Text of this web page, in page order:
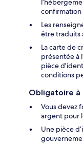
confirmation
Les
être traduits
La carte de
présentée à
pièce
conditions
Obligatoire à
Vous devez
argent pour
Une pièce